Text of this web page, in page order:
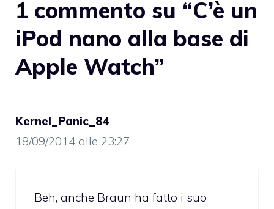
1 commento su “C’è un
iPod nano alla base di
Apple Watch”
Kernel_Panic_84
18/09/2014 alle 23:27
Beh, anche Braun ha fatto i suo